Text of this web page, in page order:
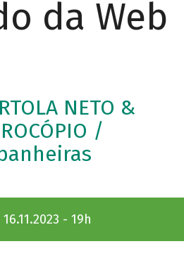
da Web
NETO &
/
- 19h